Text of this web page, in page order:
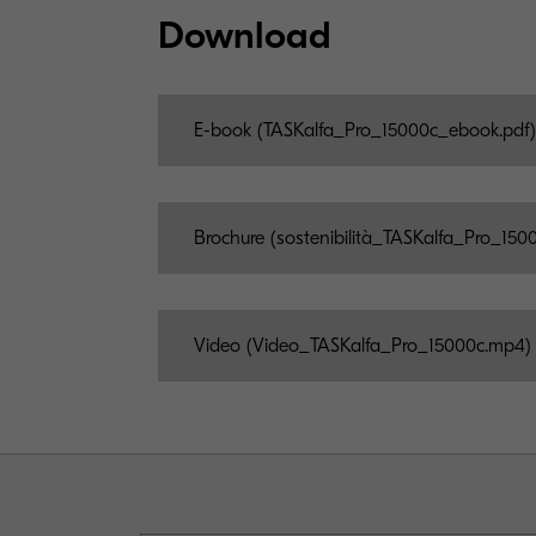
Download
E-book (TASKalfa_Pro_15000c_ebook.pdf)
Brochure
Video (Video_TASKalfa_Pro_15000c.mp4)